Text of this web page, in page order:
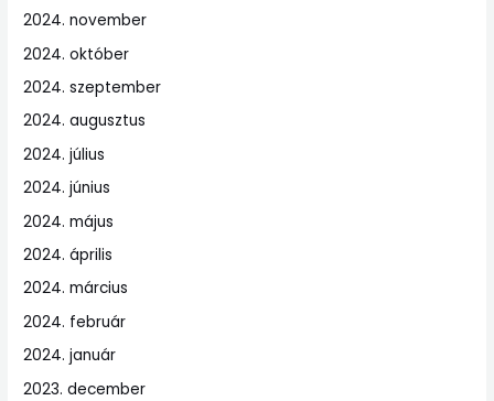
2024. november
2024. október
2024. szeptember
2024. augusztus
2024. július
2024. június
2024. május
2024. április
2024. március
2024. február
2024. január
2023. december